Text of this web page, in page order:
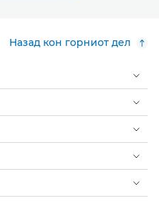
Назад кон горниот дел